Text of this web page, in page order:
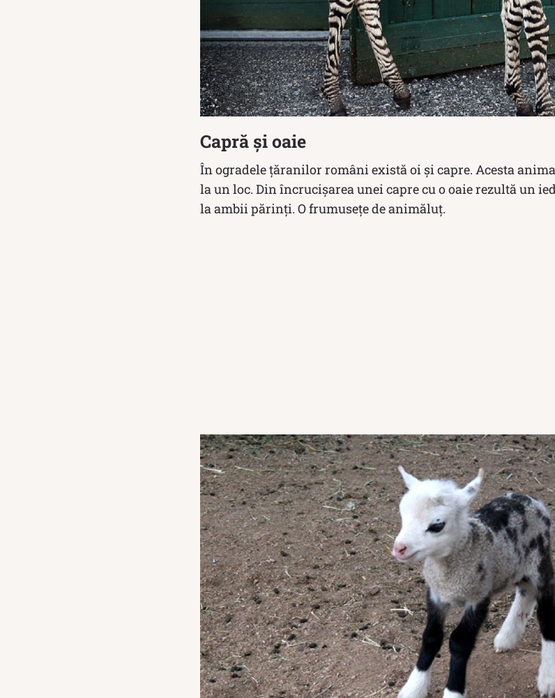
Capră și oaie
În ogradele țăranilor români există oi și capre. Acesta
la un loc. Din încrucișarea unei capre cu o oaie rezultă un
la ambii părinți. O frumusețe de animăluț.